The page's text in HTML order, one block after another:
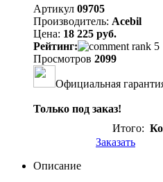
Артикул 09705
Производитель: Acebil
Цена: 18 225 руб.
Рейтинг:
Просмотров 2099
Официальная
Только под заказ!
Итого:
Заказать
Описание